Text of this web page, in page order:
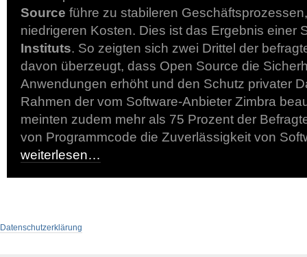
Source führe zu stabileren
niedrigeren Kosten. Dies ist das Ergebnis einer
Instituts. So zeigten sich zwei Drittel der
davon überzeugt, dass Open Source die
Anwendungen erhöht und den Schutz privater
Rahmen der vom Software-Anbieter Zimbra
meinten zudem mehr als 75 Prozent der
von Programmcode die Zuverlässigkeit von
weiterlesen…
Datenschutzerklärung